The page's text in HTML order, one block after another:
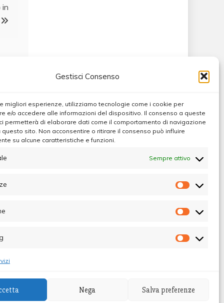
Gestisci Consenso
migliori esperienze, utilizziamo tecnologie come i cookie per
e/o accedere alle informazioni del dispositivo. Il consenso a queste
permetterà di elaborare dati come il comportamento di navigazione
questo sito. Non acconsentire o ritirare il consenso può influire
su alcune caratteristiche e funzioni.
Sempre attivo
Nega Salva preferenze
in
di Palermo - Direttore Responsabile